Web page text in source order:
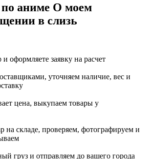
аниме О моем
в слизь
оформляете заявку на расчет
уточняем наличие, вес и
цена, выкупаем товары у
на складе, проверяем, фотографируем и
груз и отправляем до вашего города